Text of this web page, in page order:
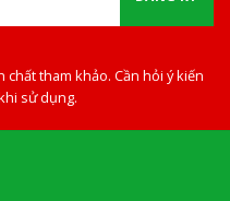
tham khảo. Cần hỏi ý kiến
sử dụng.